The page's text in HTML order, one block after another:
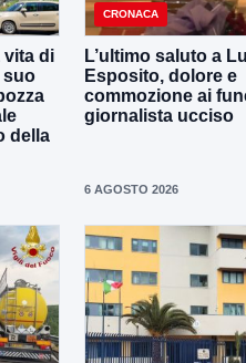
vita di
suo
della
CRONACA
L’ultimo saluto a
Esposito, dolore e
commozione ai
giornalista ucciso
6 AGOSTO 2026